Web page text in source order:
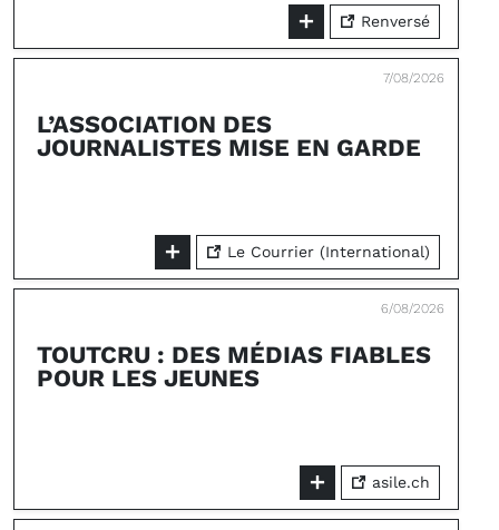
Renversé
7/08/2026
L’ASSOCIATION DES
JOURNALISTES MISE EN GARDE
Le Courrier (International)
6/08/2026
TOUTCRU : DES MÉDIAS FIABLES
POUR LES JEUNES
asile.ch